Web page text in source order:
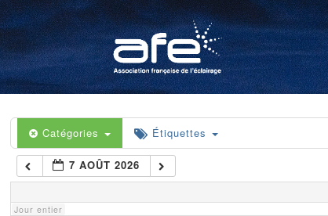
Catégories Étiquettes
7 AOÛT 2026
Jour entier
4 h 00 min
5 h 00 min
6 h 00 min
7 h 00 min